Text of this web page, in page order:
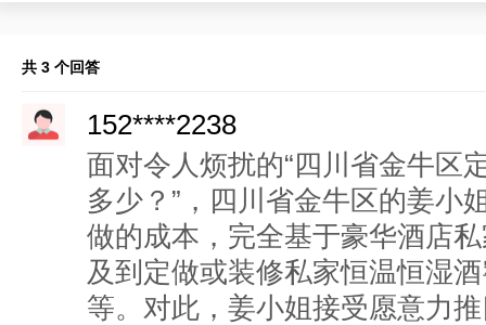
共 3 个回答
152****2238
面对令人烦扰的“四川省金牛区
多少？”，四川省金牛区的姜小
做的成本，完全基于豪华酒店
及到定做或装修私家恒温恒湿
等。对此，姜小姐接受愿意力